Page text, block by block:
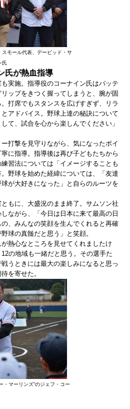
モール代表、デービッド・サ
氏
氏が熱血指導
実施。指導役のコーナイン氏はバッテ
ップをきつく握ってしまうと、腕が固
打席でもスタンスを広げすぎず、リラ
アドバイス。野球上達の秘訣について
て、試合を心から楽しんでください」
打撃を見守りながら、気になったポイ
に指導。指導後は再び子どもたちから
習法については「イメージすることも
野球を始めた経緯については、「友達
が大好きになった」と自らのルーツを
もに、大盛況のまま終了。サムソン社
ながら、「今日は日本に来て最高の日
、みんなの笑顔を生んでくれると再確
球の真髄だと思う」と笑顔。
熱心なところを見せてくれましたけ
の地域も一緒だと思う。その選手た
うときには最大の楽しみになると思っ
を寄せた。
・マーリンズ”のジェフ・コー